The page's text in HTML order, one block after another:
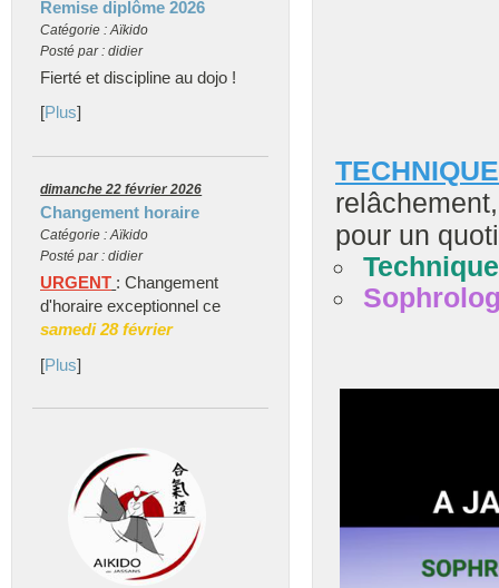
Remise diplôme 2026
Catégorie : Aïkido
Posté par : didier
Fierté et discipline au dojo !
[Plus]
dimanche 22 février 2026
Changement horaire
Catégorie : Aïkido
Posté par : didier
URGENT : Changement
d'horaire exceptionnel ce
samedi 28 février
[Plus]
pour un